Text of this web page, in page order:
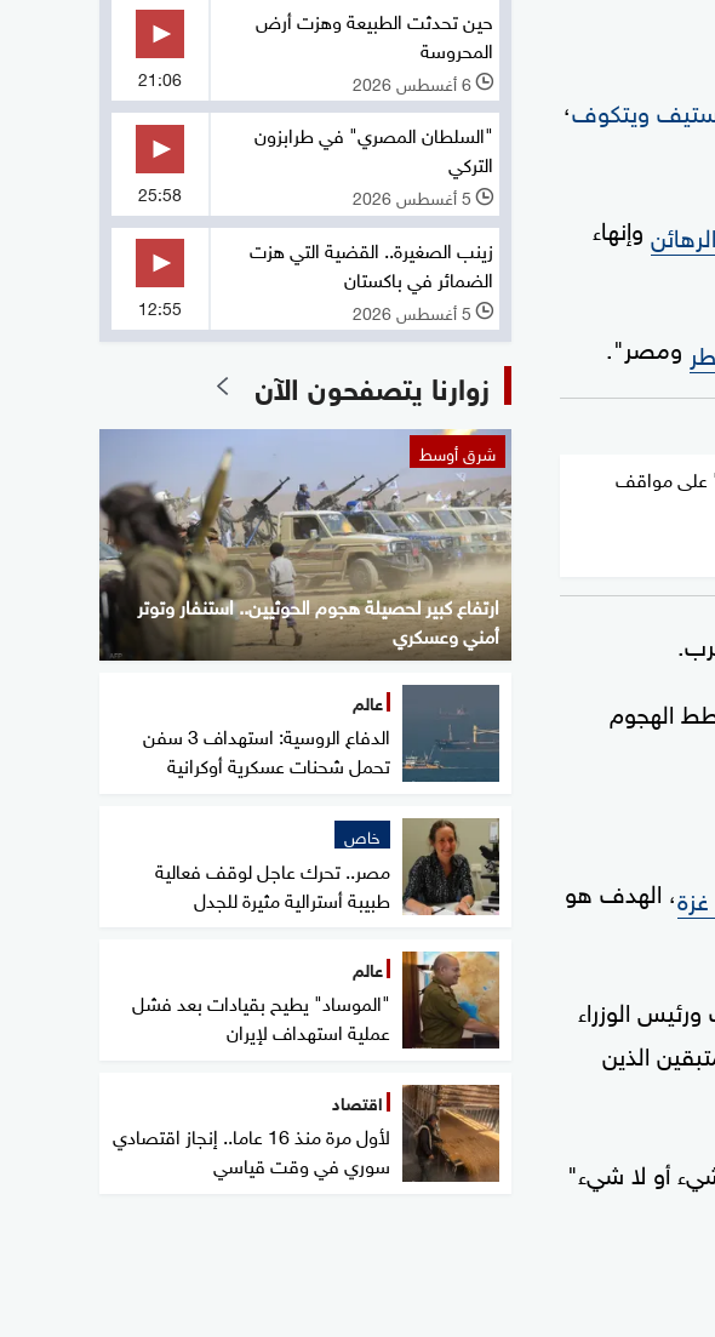
ويتكوف،
الرهائن وإنهاء
ومصر".
على مواقف
الهجوم
، الهدف هو
الوزراء
الذين
أو لا شيء"
حين تحدثت الطبيعة وهزت أرض
المحروسة
l 6 أغسطس 2026 21:06
"السلطان المصري" في طرابزون
التركي
l 5 أغسطس 2026 25:58
زينب الصغيرة.. القضية التي هزت
الضمائر في باكستان
l 5 أغسطس 2026 12:55
زوارنا يتصفحون الآن
شرق أوسط
ارتفاع كبير لحصيلة هجوم الحوثيين.. استنفار وتوتر
أمني وعسكري
عالم
الدفاع الروسية: استهداف 3 سفن
تحمل شحنات عسكرية أوكرانية
خاص
مصر.. تحرك عاجل لوقف فعالية
طبيبة أسترالية مثيرة للجدل
عالم
"الموساد" يطيح بقيادات بعد فشل
عملية استهداف لإيران
اقتصاد
لأول مرة منذ 16 عاما.. إنجاز اقتصادي
سوري في وقت قياسي